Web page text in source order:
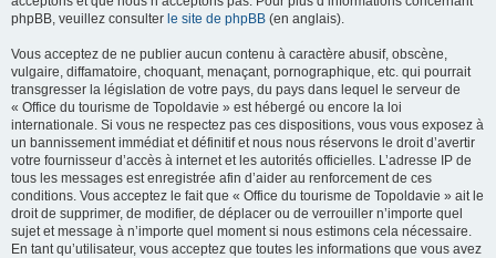
phpBB, veuillez consulter le site de phpBB (en anglais).
Vous acceptez de ne publier aucun contenu à caractère abusif, obscène,
vulgaire, diffamatoire, choquant, menaçant, pornographique, etc. qui pourrait
transgresser la législation de votre pays, du pays dans lequel le serveur de
« Office du tourisme de Topoldavie » est hébergé ou encore la loi
internationale. Si vous ne respectez pas ces dispositions, vous vous exposez à
un bannissement immédiat et définitif et nous nous réservons le droit d’avertir
votre fournisseur d’accès à internet et les autorités officielles. L’adresse IP de
tous les messages est enregistrée afin d’aider au renforcement de ces
conditions. Vous acceptez le fait que « Office du tourisme de Topoldavie » ait le
droit de supprimer, de modifier, de déplacer ou de verrouiller n’importe quel
sujet et message à n’importe quel moment si nous estimons cela nécessaire.
En tant qu’utilisateur, vous acceptez que toutes les informations que vous avez